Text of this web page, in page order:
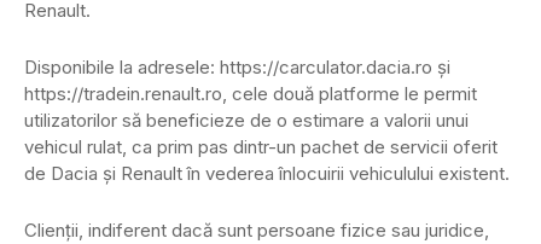
Renault.
Disponibile la adresele: https://carculator.dacia.ro și
https://tradein.renault.ro, cele două platforme le permit
utilizatorilor să beneficieze de o estimare a valorii unui
vehicul rulat, ca prim pas dintr-un pachet de servicii oferit
de Dacia și Renault în vederea înlocuirii vehiculului existent.
Clienţii, indiferent dacă sunt persoane fizice sau juridice,